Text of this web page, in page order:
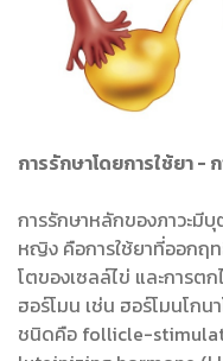
การรักษาโดยการใช้ยา -
การรักษาหลักของภาวะมี
หญิง คือการใช้ยาที่ออกฤ
โตของเซลล์ไข่ และการต
ฮอร์โมน เช่น ฮอร์โมนโก
ชนิดคือ follicle-